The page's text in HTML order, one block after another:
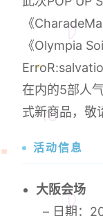
《
《Olympia
在内的5部人
式新商品，敬
活动信息
大阪会场
– 日期：